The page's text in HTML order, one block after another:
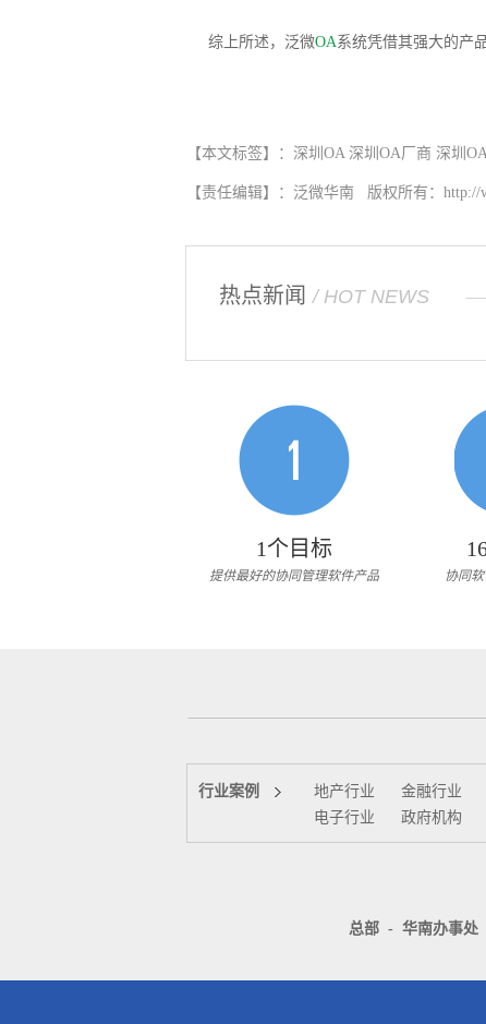
综上所述，泛微OA系统凭借其强大的产
【本文标签】： 深圳OA 深圳OA厂商 深圳
【责任编辑】： 泛微华南 版权所有： http://
热点新闻 / HOT NEWS
1个目标
提供最好的协同管理软件产品 协同
行业案例 地产行业 金融行业
电子行业
政府机构
总部 - 华南办事处